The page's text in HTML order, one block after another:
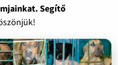
Segítő